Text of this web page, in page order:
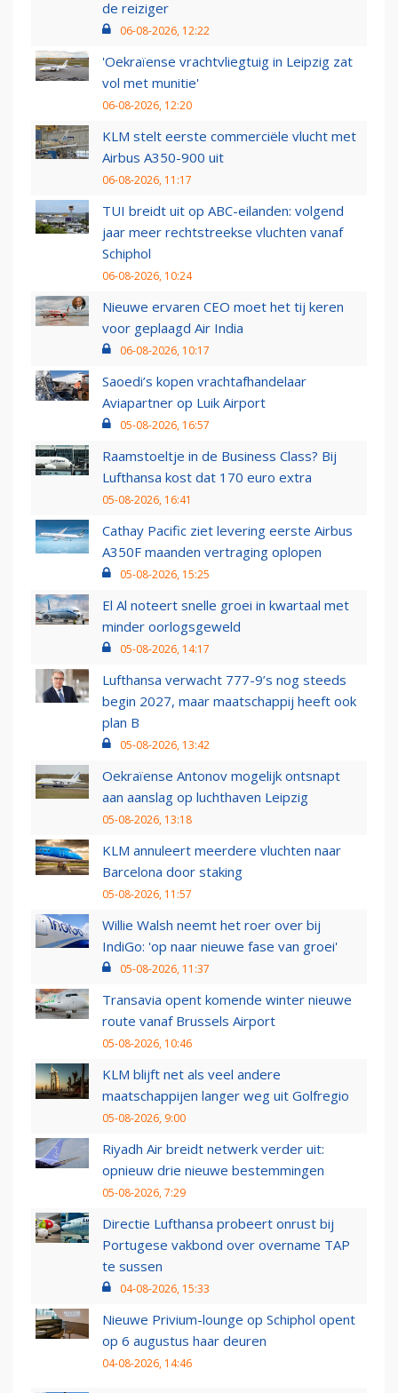
de reiziger
06-08-2026, 12:22
'Oekraïense vrachtvliegtuig in Leipzig zat
vol met munitie'
06-08-2026, 12:20
KLM stelt eerste commerciële vlucht met
Airbus A350-900 uit
06-08-2026, 11:17
TUI breidt uit op ABC-eilanden: volgend
jaar meer rechtstreekse vluchten vanaf
Schiphol
06-08-2026, 10:24
Nieuwe ervaren CEO moet het tij keren
voor geplaagd Air India
06-08-2026, 10:17
Saoedi’s kopen vrachtafhandelaar
Aviapartner op Luik Airport
05-08-2026, 16:57
Raamstoeltje in de Business Class? Bij
Lufthansa kost dat 170 euro extra
05-08-2026, 16:41
Cathay Pacific ziet levering eerste Airbus
A350F maanden vertraging oplopen
05-08-2026, 15:25
El Al noteert snelle groei in kwartaal met
minder oorlogsgeweld
05-08-2026, 14:17
Lufthansa verwacht 777-9’s nog steeds
begin 2027, maar maatschappij heeft ook
plan B
05-08-2026, 13:42
Oekraïense Antonov mogelijk ontsnapt
aan aanslag op luchthaven Leipzig
05-08-2026, 13:18
KLM annuleert meerdere vluchten naar
Barcelona door staking
05-08-2026, 11:57
Willie Walsh neemt het roer over bij
IndiGo: 'op naar nieuwe fase van groei'
05-08-2026, 11:37
Transavia opent komende winter nieuwe
route vanaf Brussels Airport
05-08-2026, 10:46
KLM blijft net als veel andere
maatschappijen langer weg uit Golfregio
05-08-2026, 9:00
Riyadh Air breidt netwerk verder uit:
opnieuw drie nieuwe bestemmingen
05-08-2026, 7:29
Directie Lufthansa probeert onrust bij
Portugese vakbond over overname TAP
te sussen
04-08-2026, 15:33
Nieuwe Privium-lounge op Schiphol opent
op 6 augustus haar deuren
04-08-2026, 14:46